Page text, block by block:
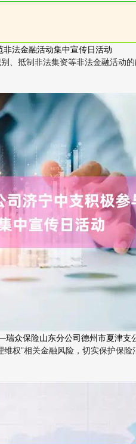
法金融活动集中宣传日活动
、抵制非法集资等非法金融活
众保险山东分公司德州市夏津支
权”相关金融风险，切实保护保